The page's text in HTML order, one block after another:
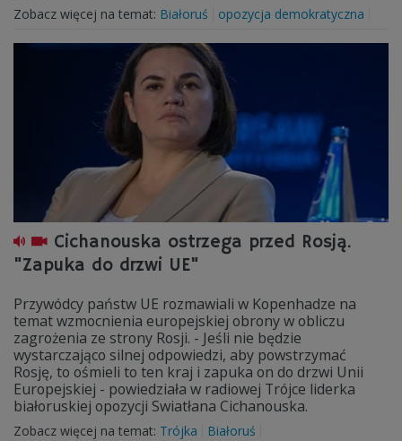
Zobacz więcej na temat: Białoruś opozycja demokratyczna
Cichanouska ostrzega przed Rosją.
"Zapuka do drzwi UE"
Przywódcy państw UE rozmawiali w Kopenhadze na
temat wzmocnienia europejskiej obrony w obliczu
zagrożenia ze strony Rosji. - Jeśli nie będzie
wystarczająco silnej odpowiedzi, aby powstrzymać
Rosję, to ośmieli to ten kraj i zapuka on do drzwi Unii
Europejskiej - powiedziała w radiowej Trójce liderka
białoruskiej opozycji Swiatłana Cichanouska.
Zobacz więcej na temat: Trójka Białoruś